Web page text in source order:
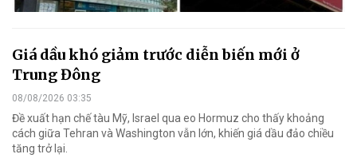
Giá dầu khó giảm trước diễn biến mới ở
Trung Đông
08/08/2026 03:35
Đề xuất hạn chế tàu Mỹ, Israel qua eo Hormuz cho thấy khoảng
cách giữa Tehran và Washington vẫn lớn, khiến giá dầu đảo chiều
tăng trở lại.